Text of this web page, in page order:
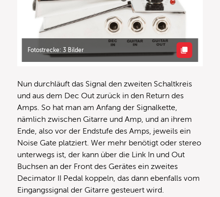
Fotostrecke: 3 Bilder
Nun durchläuft das Signal den zweiten Schaltkreis
und aus dem Dec Out zurück in den Return des
Amps. So hat man am Anfang der Signalkette,
nämlich zwischen Gitarre und Amp, und an ihrem
Ende, also vor der Endstufe des Amps, jeweils ein
Noise Gate platziert. Wer mehr benötigt oder stereo
unterwegs ist, der kann über die Link In und Out
Buchsen an der Front des Gerätes ein zweites
Decimator II Pedal koppeln, das dann ebenfalls vom
Eingangssignal der Gitarre gesteuert wird.